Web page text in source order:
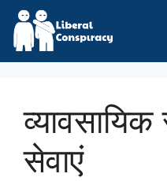
Skip
content
सेवाएं